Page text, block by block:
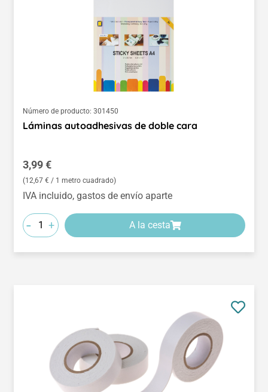
Número de producto: 301450
Láminas autoadhesivas de doble cara
Precio normal:
3,99 €
(12,67 € / 1 metro cuadrado)
IVA incluido, gastos de envío aparte
- + A la cesta